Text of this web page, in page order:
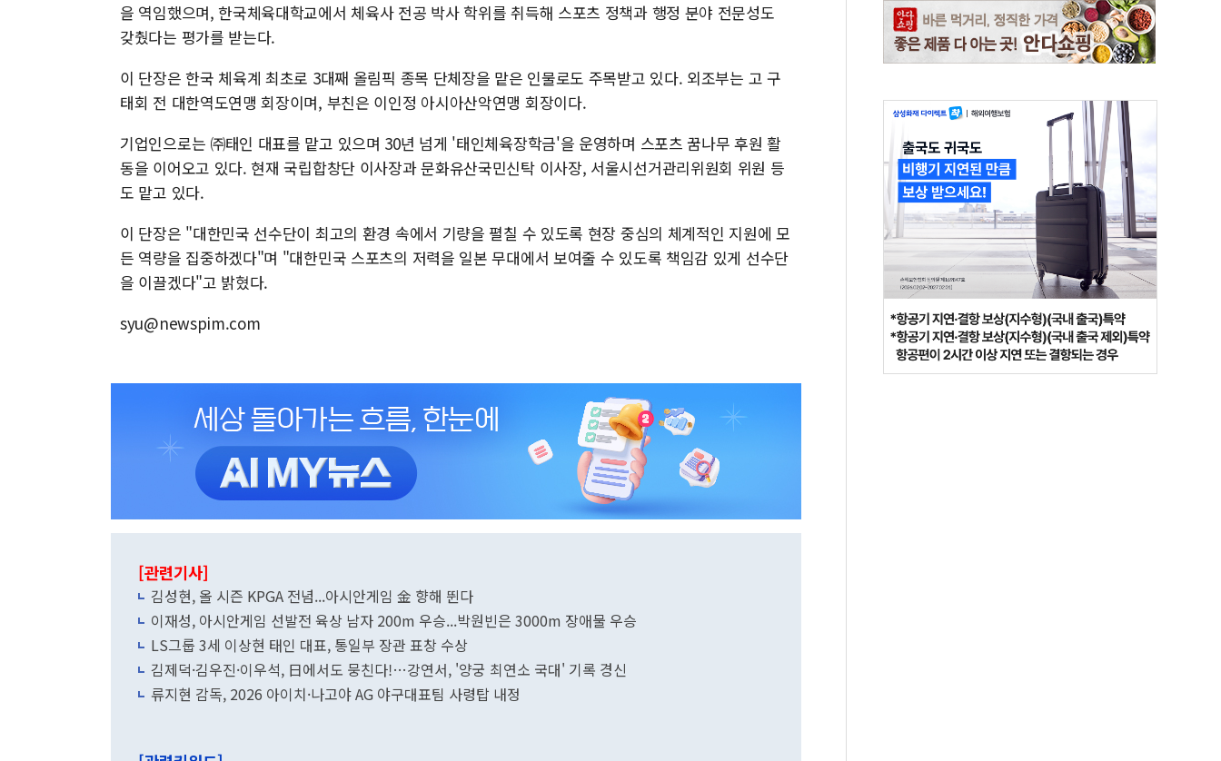
을 역임했으며, 한국체육대학교에서 체육사 전공 박사 학위를 취득해 스포츠 정책과 행정 분야 전문성도
갖췄다는 평가를 받는다.
이 단장은 한국 체육계 최초로 3대째 올림픽 종목 단체장을 맡은 인물로도 주목받고 있다. 외조부는 고 구
태회 전 대한역도연맹 회장이며, 부친은 이인정 아시아산악연맹 회장이다.
기업인으로는 ㈜태인 대표를 맡고 있으며 30년 넘게 '태인체육장학금'을 운영하며 스포츠 꿈나무 후원 활
동을 이어오고 있다. 현재 국립합창단 이사장과 문화유산국민신탁 이사장, 서울시선거관리위원회 위원 등
도 맡고 있다.
이 단장은 "대한민국 선수단이 최고의 환경 속에서 기량을 펼칠 수 있도록 현장 중심의 체계적인 지원에 모
든 역량을 집중하겠다"며 "대한민국 스포츠의 저력을 일본 무대에서 보여줄 수 있도록 책임감 있게 선수단
을 이끌겠다"고 밝혔다.
syu@newspim.com
[관련기사]
김성현, 올 시즌 KPGA 전념...아시안게임 金 향해 뛴다
이재성, 아시안게임 선발전 육상 남자 200m 우승...박원빈은 3000m 장애물 우승
LS그룹 3세 이상현 태인 대표, 통일부 장관 표창 수상
김제덕·김우진·이우석, 日에서도 뭉친다!…강연서, '양궁 최연소 국대' 기록 경신
류지현 감독, 2026 아이치·나고야 AG 야구대표팀 사령탑 내정